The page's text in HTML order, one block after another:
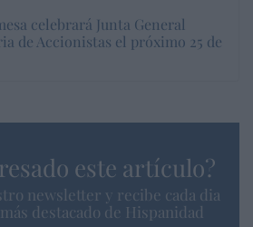
celebrará Junta General
de Accionistas el próximo 25 de
este artículo?
newsletter y recibe cada dia
destacado de Hispanidad